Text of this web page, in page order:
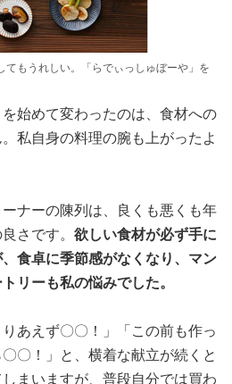
てもうれしい。「らでぃっしゅぼーや」を
を始めて変わったのは、食材への
私自身の料理の腕も上がったよ
ナーの陳列は、良くも悪くも年
さです。 欲しい食材が必ず手に
食卓に季節感がなくなり、マン
リーも私の悩みでした。
りあえず〇〇！」「この前も作っ
〇！」と、横着な献立が続くと
まいますが、普段自分では買わ